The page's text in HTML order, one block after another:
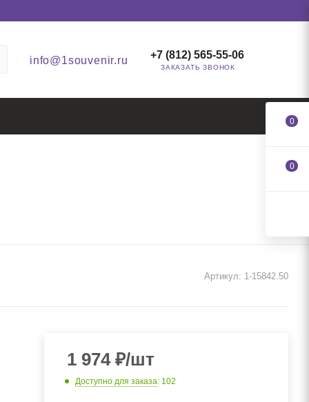
info@1souvenir.ru +7 (812) 565-55-06
ЗАКАЗАТЬ ЗВОНОК
Артикул: 1-15842.50
1 974₽/шт
Доступно для заказа: 102
0
0